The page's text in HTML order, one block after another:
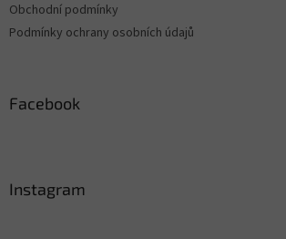
Obchodní podmínky
Podmínky ochrany osobních údajů
Facebook
Instagram